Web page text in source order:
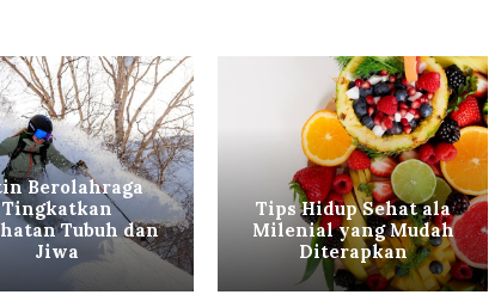
Berolahraga
Tingkatkan
Tubuh dan
Jiwa
Tips Hidup Sehat ala
Milenial yang Mudah
Diterapkan